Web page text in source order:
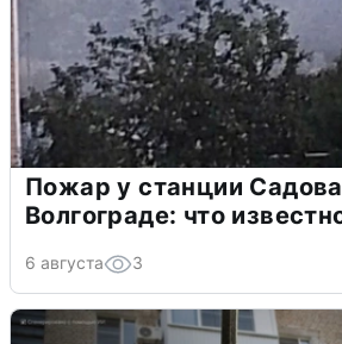
Пожар у станции
Волгограде: что
6 августа 3